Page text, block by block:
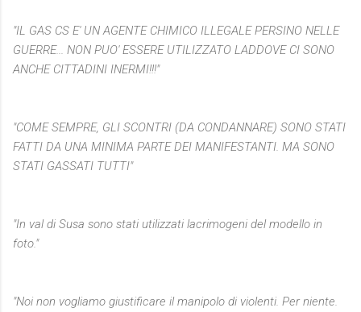
"IL GAS CS E' UN AGENTE CHIMICO ILLEGALE PERSINO NELLE
GUERRE... NON PUO' ESSERE UTILIZZATO LADDOVE CI SONO
ANCHE CITTADINI INERMI!!!"
"COME SEMPRE, GLI SCONTRI (DA CONDANNARE) SONO STATI
FATTI DA UNA MINIMA PARTE DEI MANIFESTANTI. MA SONO
STATI GASSATI TUTTI"
"In val di Susa sono stati utilizzati lacrimogeni del modello in
foto."
"Noi non vogliamo giustificare il manipolo di violenti. Per niente.